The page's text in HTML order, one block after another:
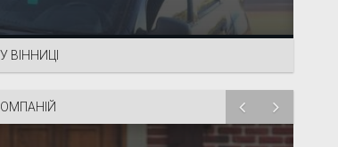
ВІННИЦІ